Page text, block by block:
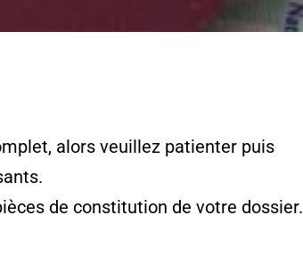
alors veuillez patienter puis
de constitution de votre dossier.